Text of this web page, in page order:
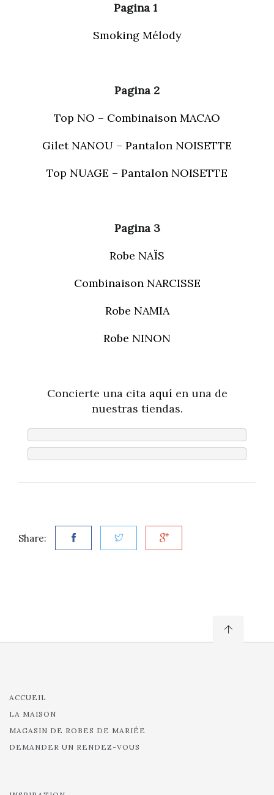
Pagina 1
Smoking Mélody
Pagina 2
Top NO – Combinaison MACAO
Gilet NANOU – Pantalon NOISETTE
Top NUAGE – Pantalon NOISETTE
Pagina 3
Robe NAÏS
Combinaison NARCISSE
Robe NAMIA
Robe NINON
Concierte una cita aquí en una de
nuestras tiendas.
Share:
ACCUEIL
LA MAISON
MAGASIN DE ROBES DE MARIÉE
DEMANDER UN RENDEZ-VOUS